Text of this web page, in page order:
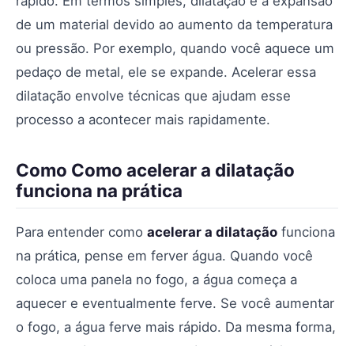
de um material devido ao aumento da temperatura
ou pressão. Por exemplo, quando você aquece um
pedaço de metal, ele se expande. Acelerar essa
dilatação envolve técnicas que ajudam esse
processo a acontecer mais rapidamente.
Como Como acelerar a dilatação
funciona na prática
Para entender como acelerar a dilatação funciona
na prática, pense em ferver água. Quando você
coloca uma panela no fogo, a água começa a
aquecer e eventualmente ferve. Se você aumentar
o fogo, a água ferve mais rápido. Da mesma forma,